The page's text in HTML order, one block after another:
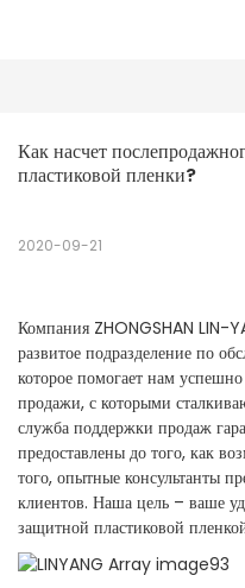
Как насчет
пластиковой пленки?
2020-09-21
Компания ZHONGSHAN LIN-
развитое подразделение по
которое помогает нам
продажи, с которыми
служба поддержки продаж
предоставлены до того, как
того, опытные консультанты
клиентов. Наша цель – ваше
защитной пластиковой